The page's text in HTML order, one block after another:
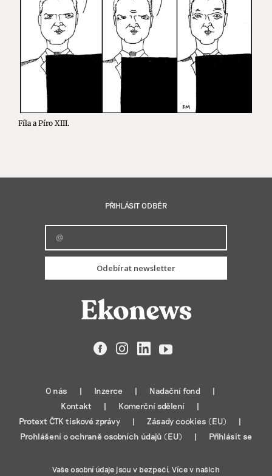
Fíla a Píro XIII.
PŘIHLÁSIT ODBĚR
Odebírat newsletter
FacebookInstagramLinkedIn
YouTube
O nás Inzerce
Nadační fond
Kontakt
Komerční sdělení
Protext ČTK tiskové zprávy
Zásady cookies (EU)
Prohlášení o ochraně osobních údajů (EU)
Přihlásit se
Vaše osobní údaje jsou v bezpečí. Více v našich